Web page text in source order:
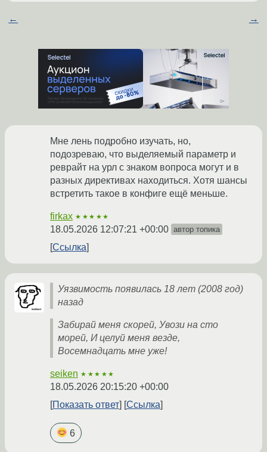
← →
Мне лень подробно изучать, но,
подозреваю, что выделяемый параметр и
реврайт на урл с знаком вопроса могут и в
разных директивах находиться. Хотя шансы
встретить такое в конфиге ещё меньше.
firkax ★★★★★
18.05.2026 12:07:21 +00:00 автор топика
Ссылка
Уязвимость появилась 18 лет (2008 год)
назад
Забирай меня скорей, Увози на сто
морей, И целуй меня везде,
Восемнадцать мне уже!
seiken ★★★★★
18.05.2026 20:15:20 +00:00
Показать ответ
Ссылка
6